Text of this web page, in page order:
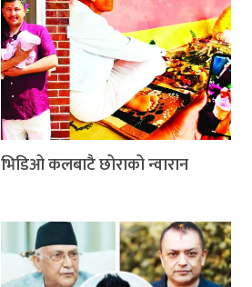
भिडिओ कलबाटै छोराको न्वारान